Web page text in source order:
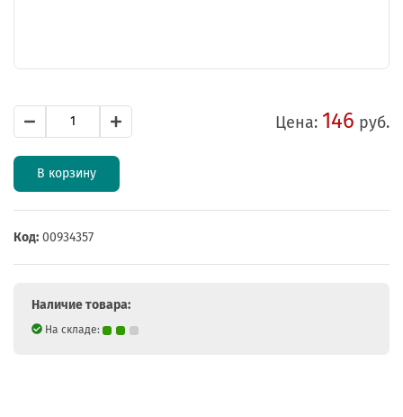
Цена: 146 руб.
В корзину
Код: 00934357
Наличие товара:
На складе: